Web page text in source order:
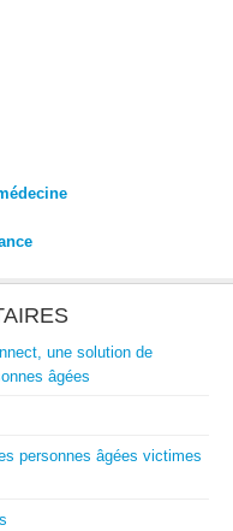
une solution de
âgées
personnes âgées victimes